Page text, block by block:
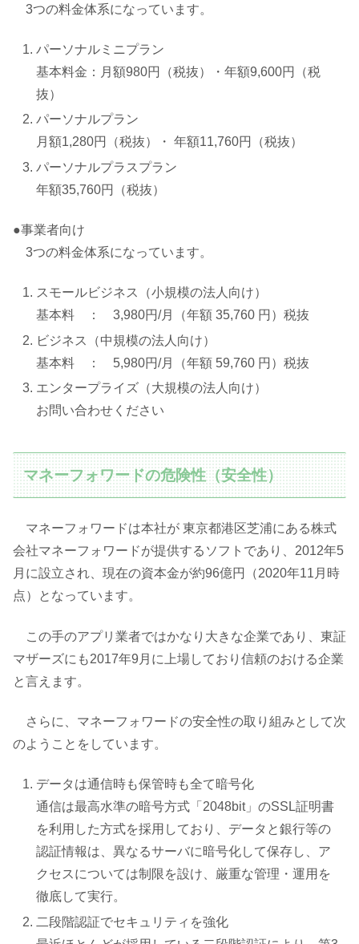
3つの料金体系になっています。
パーソナルミニプラン
基本料金：月額980円（税抜）・年額9,600円（税
抜）
パーソナルプラン
月額1,280円（税抜）・ 年額11,760円（税抜）
パーソナルプラスプラン
年額35,760円（税抜）
●事業者向け
3つの料金体系になっています。
スモールビジネス（小規模の法人向け）
基本料 ： 3,980円/月（年額 35,760 円）税抜
ビジネス（中規模の法人向け）
基本料 ： 5,980円/月（年額 59,760 円）税抜
エンタープライズ（大規模の法人向け）
お問い合わせください
マネーフォワードの危険性（安全性）
マネーフォワードは本社が 東京都港区芝浦にある株式
会社マネーフォワードが提供するソフトであり、2012年5
月に設立され、現在の資本金が約96億円（2020年11月時
点）となっています。
この手のアプリ業者ではかなり大きな企業であり、東証
マザーズにも2017年9月に上場しており信頼のおける企業
と言えます。
さらに、マネーフォワードの安全性の取り組みとして次
のようことをしています。
データは通信時も保管時も全て暗号化
通信は最高水準の暗号方式「2048bit」のSSL証明書
を利用した方式を採用しており、データと銀行等の
認証情報は、異なるサーバに暗号化して保存し、ア
クセスについては制限を設け、厳重な管理・運用を
徹底して実行。
二段階認証でセキュリティを強化